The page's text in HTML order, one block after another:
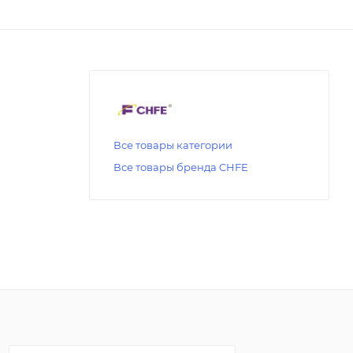
Все товары категории
Все товары бренда CHFE